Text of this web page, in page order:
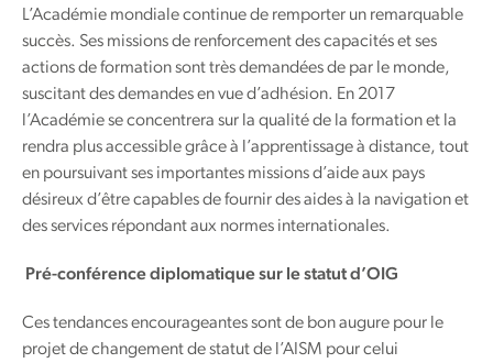
L’Académie mondiale continue de remporter un remarquable
succès. Ses missions de renforcement des capacités et ses
actions de formation sont très demandées de par le monde,
suscitant des demandes en vue d’adhésion. En 2017
l’Académie se concentrera sur la qualité de la formation et la
rendra plus accessible grâce à l’apprentissage à distance, tout
en poursuivant ses importantes missions d’aide aux pays
désireux d’être capables de fournir des aides à la navigation et
des services répondant aux normes internationales.
Pré-conférence diplomatique sur le statut d’OIG
Ces tendances encourageantes sont de bon augure pour le
projet de changement de statut de l’AISM pour celui